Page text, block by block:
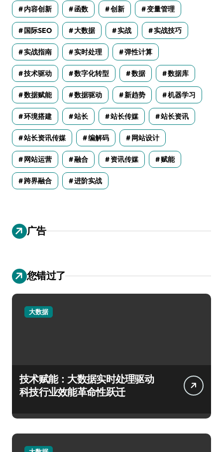
内容创新 函数 创新 变量管理
国际SEO 大数据 实战 实战技巧
实战指南 实时处理 弹性计算
技术驱动 数字化转型 数据 数据库
数据赋能 数据驱动 新趋势 机器学习
环境搭建 站长 站长传媒 站长资讯
站长资讯传媒 编解码 网站设计
网站运营 融合 资讯传媒 赋能
跨界融合 进阶实战
广告
您错过了
大数据
技术赋能：大数据实时处理驱动
科技行业效能革命性跃迁